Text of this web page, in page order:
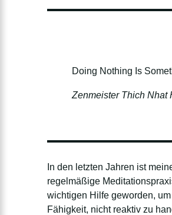
Doing Nothing Is
Zenmeister Thich Nhat
In den letzten Jahren ist
regelmäßige
wichtigen Hilfe geworden,
Fähigkeit, nicht reaktiv zu